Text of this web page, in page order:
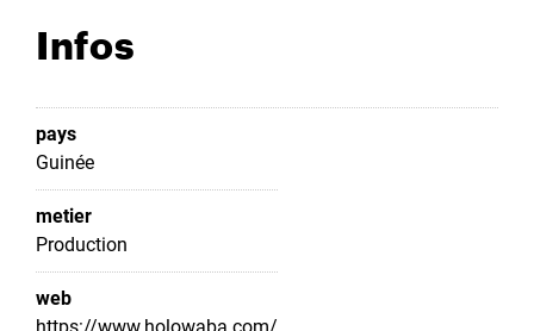
Infos
pays
Guinée
metier
Production
web